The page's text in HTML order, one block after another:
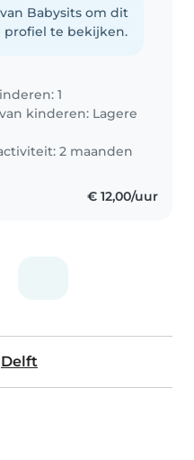
Babysits om dit
profiel te bekijken.
1
kinderen: Lagere
2 maanden
€ 12,00/uur
Delft